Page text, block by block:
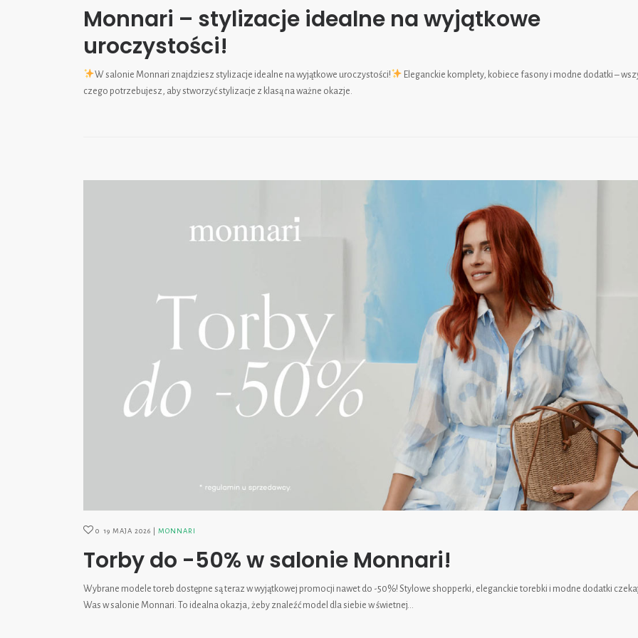
Monnari – stylizacje idealne na wyjątkowe
uroczystości!
W salonie Monnari znajdziesz stylizacje idealne na wyjątkowe uroczystości!
Eleganckie komplety, kobiece fasony i modne dodatki –
czego potrzebujesz, aby stworzyć stylizacje z klasą na ważne okazje.
0 19 MAJA 2026 MONNARI
Torby do -50% w salonie Monnari!
Wybrane modele toreb dostępne są teraz w wyjątkowej promocji nawet do -50%! Stylowe shopperki, eleganckie torebki i modne dodatki
Was w salonie Monnari. To idealna okazja, żeby znaleźć model dla siebie w świetnej…